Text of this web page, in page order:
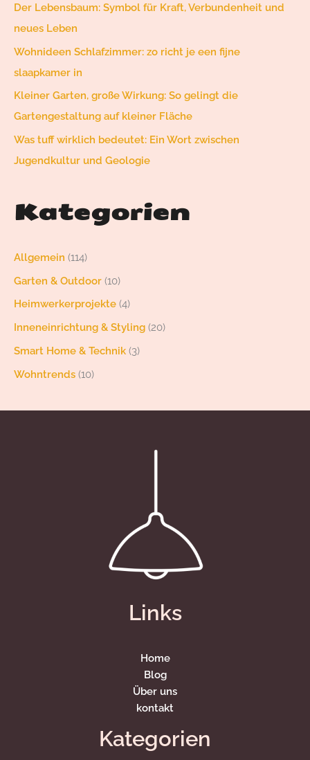
Der Lebensbaum: Symbol für Kraft, Verbundenheit und
neues Leben
Wohnideen Schlafzimmer: zo richt je een fijne
slaapkamer in
Kleiner Garten, große Wirkung: So gelingt die
Gartengestaltung auf kleiner Fläche
Was tuff wirklich bedeutet: Ein Wort zwischen
Jugendkultur und Geologie
Kategorien
Allgemein (114)
Garten & Outdoor (10)
Heimwerkerprojekte (4)
Inneneinrichtung & Styling (20)
Smart Home & Technik (3)
Wohntrends (10)
Links
Home
Blog
Über uns
kontakt
Kategorien